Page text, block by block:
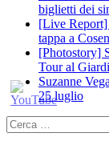
biglietti dei
[Live Report]
tappa a
[Photostory]
Tour al
Suzanne
25 luglio
Ricerca
per: